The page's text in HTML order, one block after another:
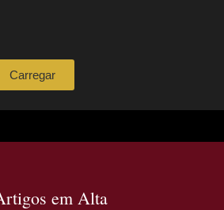
Carregar
em Alta